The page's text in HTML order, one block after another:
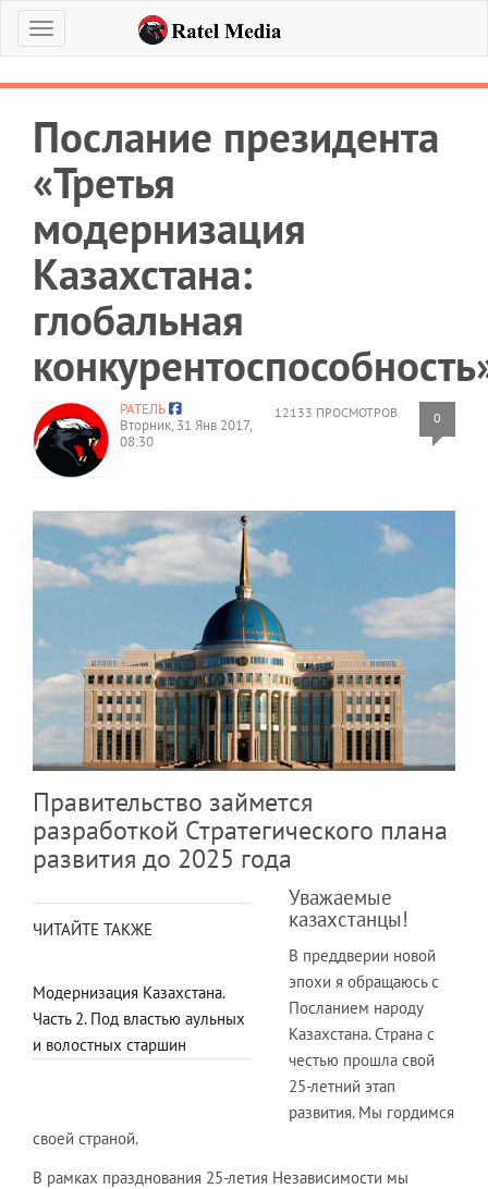
Меню
Послание президента
«Третья
модернизация
Казахстана:
глобальная
12133 ПРОСМОТРОВ 0
РАТЕЛЬ
Вторник, 31 Янв 2017,
08:30
Правительство займется
разработкой Стратегического плана
развития до 2025 года
ЧИТАЙТЕ ТАКЖЕ
Модернизация Казахстана.
Часть 2. Под властью аульных
и волостных старшин
Уважаемые
казахстанцы!
В преддверии новой
эпохи я обращаюсь с
Посланием народу
Казахстана. Страна с
честью прошла свой
25-летний этап
развития. Мы гордимся
своей страной.
В рамках празднования 25-летия Независимости мы